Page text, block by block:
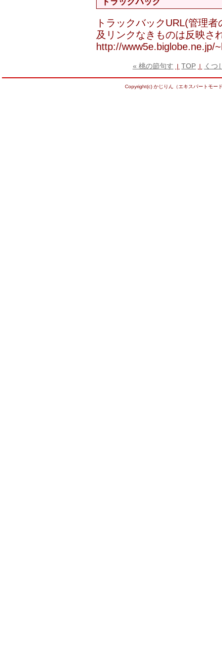
トラックバックURL(管理
及リンクなきものは反映さ
http://www5e.biglobe.ne.jp/
« 桃の節句す | TOP | く
Copyright(c) かじりん（エキスパートモー